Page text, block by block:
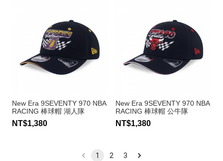
New Era 9SEVENTY 970 NBA
RACING 棒球帽 湖人隊
NT$1,380
New Era 9SEVENTY 970 NBA
RACING 棒球帽 公牛隊
NT$1,380
1 2 3